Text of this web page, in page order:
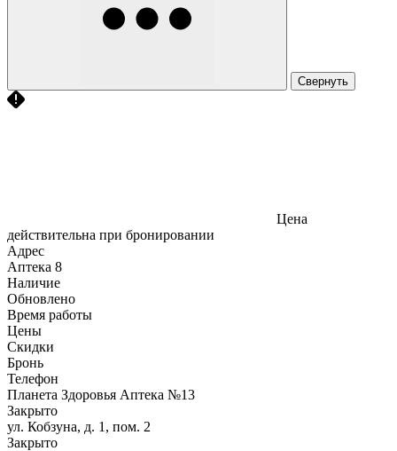
Свернуть
Цена
действительна при бронировании
Адрес
Аптека 8
Наличие
Обновлено
Время работы
Цены
Скидки
Бронь
Телефон
Планета Здоровья Аптека №13
Закрыто
ул. Кобзуна, д. 1, пом. 2
Закрыто